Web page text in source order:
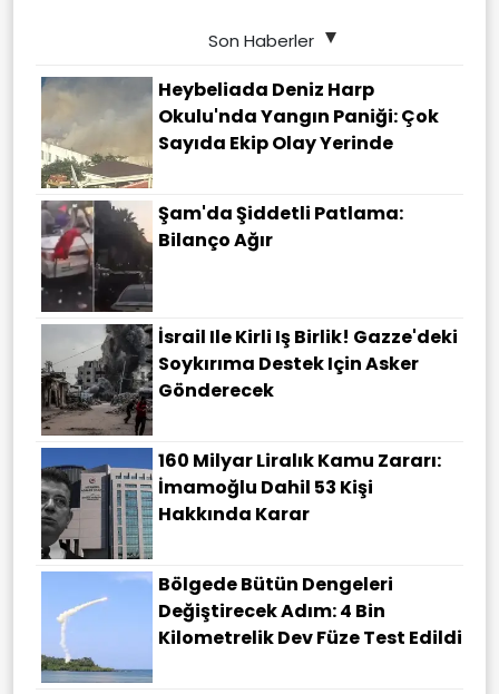
Son Haberler
Heybeliada Deniz Harp
Okulu'nda Yangın Paniği: Çok
Sayıda Ekip Olay Yerinde
Şam'da Şiddetli Patlama:
Bilanço Ağır
İsrail Ile Kirli Iş Birlik! Gazze'deki
Soykırıma Destek Için Asker
Gönderecek
160 Milyar Liralık Kamu Zararı:
İmamoğlu Dahil 53 Kişi
Hakkında Karar
Bölgede Bütün Dengeleri
Değiştirecek Adım: 4 Bin
Kilometrelik Dev Füze Test Edildi